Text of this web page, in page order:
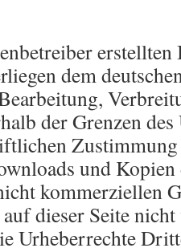
dem
der Grenzen
und
kommerziellen
dieser Seite
Urheberrechte